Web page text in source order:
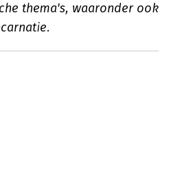
thema's, waaronder ook